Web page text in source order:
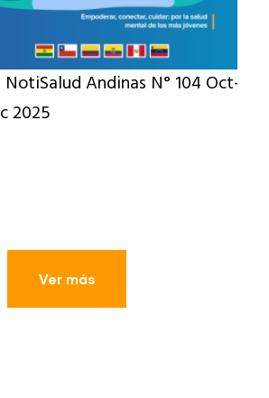
Andinas N° 104 Oct-
Ver más